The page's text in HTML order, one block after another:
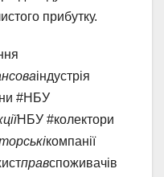
прибутку.
індустрія
#НБУ
НБУ #колектори
компанії
правспоживачів